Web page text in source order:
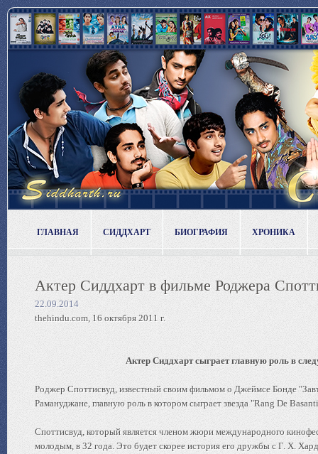
ГЛАВНАЯ СИДДХАРТ БИОГРАФИЯ ХРОНИКА
Актер Сиддхарт в фильме Роджера
22.09.2014
thehindu.com, 16 октября 2011 г.
Актер Сиддхарт сыграет главную роль в
Роджер Споттисвуд, известный своим фильмом о Джеймсе Бонде
Рамануджане, главную роль в котором сыграет звезда "Rang De
Споттисвуд, который является членом жюри международного
молодым, в 32 года. Это будет скорее история его дружбы с Г. Х.